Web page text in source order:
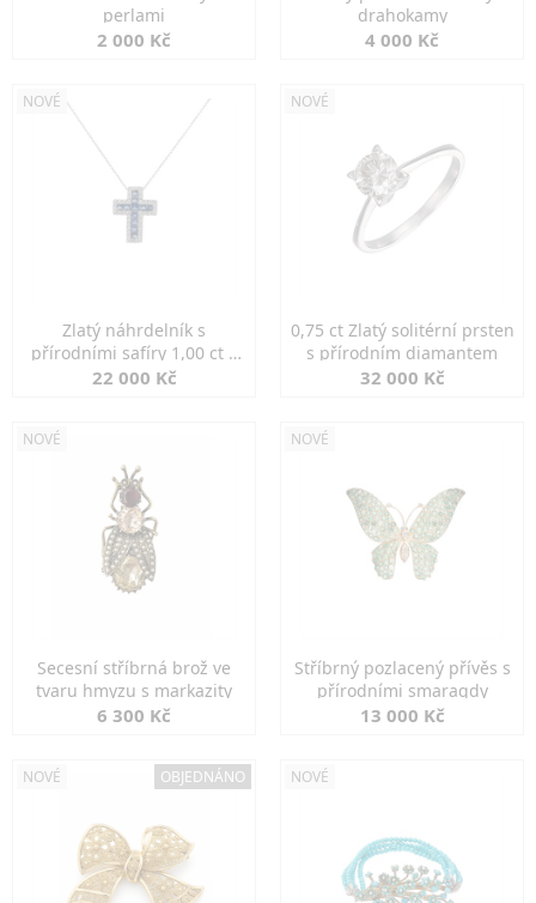
perlami
2 000 Kč
drahokamy
4 000 Kč
NOVÉ
Zlatý náhrdelník s
přírodními safíry 1,00 ct a
diamanty
22 000 Kč
NOVÉ
0,75 ct Zlatý solitérní prsten
s přírodním diamantem
32 000 Kč
NOVÉ
Secesní stříbrná brož ve
tvaru hmyzu s markazity
6 300 Kč
NOVÉ
Stříbrný pozlacený přívěs s
přírodními smaragdy
13 000 Kč
NOVÉ OBJEDNÁNO NOVÉ